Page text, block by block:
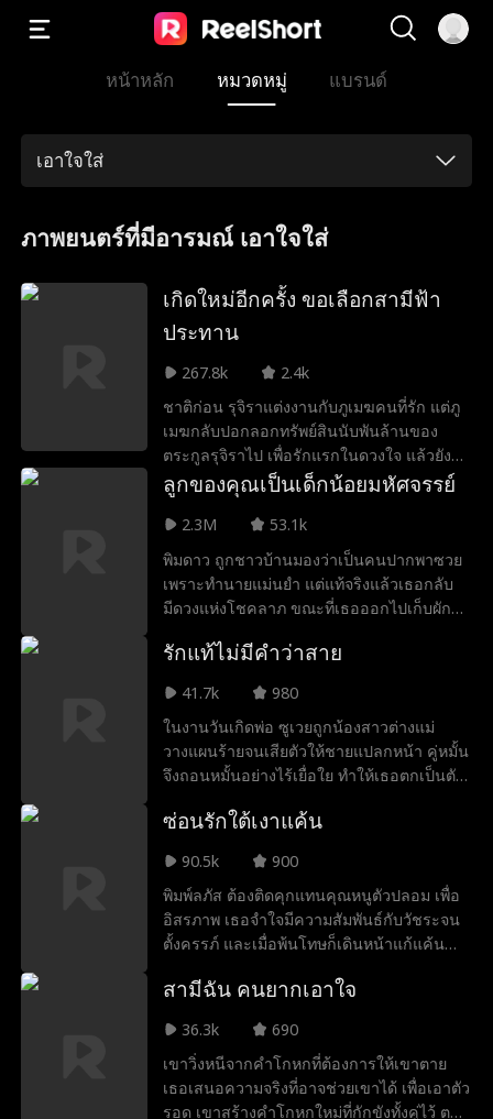
หน้าหลัก หมวดหมู่ แบรนด์
เอาใจใส่
ภาพยนตร์ที่มีอารมณ์ เอาใจใส่
เกิดใหม่อีกครั้ง ขอเลือกสามีฟ้า
ประทาน
267.8k
2.4k
ชาติก่อน รุจิราแต่งงานกับภูเมฆคนที่รัก แต่ภู
เมฆกลับปอกลอกทรัพย์สินนับพันล้านของ
ตระกูลรุจิราไป เพื่อรักแรกในดวงใจ แล้วยัง
ปล่อยให้รักแรกในดวงใจวางแผนฆ่า
ครอบครัวของรุจิรา เกิดใหม่อีกครั้ง ย้อนกลับ
มายังช่วงเวลาตอนที่เลือกคู่แต่งงาน รุจิรา
ตัดสินใจอย่างเด็ดขาดที่จะเลือกคิมหันต์ผู้
วางตัวบริสุทธิ์ไร้จุดด่างพร้อย เมื่อภูเมฆพบว่า
รุจิราไม่แต่งงานกับตน จึงรู้สึกสำนึกเสียใจ
ลูกของคุณเป็นเด็กน้อยมหัศจรรย์
2.3M
53.1k
พิมดาว ถูกชาวบ้านมองว่าเป็นคนปากพาซวย
เพราะทำนายแม่นยำ แต่แท้จริงแล้วเธอกลับ
มีดวงแห่งโชคลาภ ขณะที่เธอออกไปเก็บผักป่า
บัญชาการทหารในเขตสาธรที่หลงทางอยู่
สนาของพิมดาวทำให้ดอกไม้ผลิบาน สุนัขแก่
กลับมามีชีวิตชีวาอีกครั้ง แต่ทว่าความ
มหัศจรรย์ของพิมดาวยังไม่จบแค่นั้น
รักแท้ไม่มีคำว่าสาย
41.7k
980
ในงานวันเกิดพ่อ ซูเวยถูกน้องสาวต่างแม่
วางแผนร้ายจนเสียตัวให้ชายแปลกหน้า คู่หมั้น
จึงถอนหมั้นอย่างไร้เยื่อใย ทำให้เธอตกเป็นตัว
ต้องการเงินผ่าตัดด่วน เธอไปขอร้องพ่อ แต่
ด้วยความโกรธจัด เธอจึงตัดสินใจแต่งงานกับ
ชายแปลกหน้า เพียงเพราะเขาตกลงจะจ่ายค่า
รักษาแม่ให้ เดิมทีคิดว่าเขาเป็นแค่ผู้ชาย
ธรรมดาที่บุคลิกดี ใครจะรู้ว่าเขาคือผู้มีอิทธิพล
นี้จะเป็นนรกอีกขุม แต่เขากลับรักและตามใจ
เธอสุดๆ... เขาบอกว่า ในโลกของผมไม่มีคำว่า
อดทนยอมคน มีแต่ทำตามใจและใช้สิทธิ์คน
โปรดให้เต็มที่ เขาบอกว่า คุณนายโจว ถึงเรา
จะเจอกันช้าไป แต่ชีวิตที่เหลือต่อจากนี้จะมีแค่
คุณ
ซ่อนรักใต้เงาแค้น
90.5k
900
พิมพ์ลภัส ต้องติดคุกแทนคุณหนูตัวปลอม เพื่อ
อิสรภาพ เธอจำใจมีความสัมพันธ์กับวัชระจน
ตั้งครรภ์ และเมื่อพ้นโทษก็เดินหน้าแก้แค้น
ทั้งคู่ต้องเผชิญกับบททดสอบมากมาย แต่ใน
ไว้ และก็ได้ครองรักกันอย่างมีความสุข
สามีฉัน คนยากเอาใจ
36.3k
690
เขาวิ่งหนีจากคำโกหกที่ต้องการให้เขาตาย
เธอเสนอความจริงที่อาจช่วยเขาได้ เพื่อเอาตัว
รอด เขาสร้างคำโกหกใหม่ที่กักขังทั้งคู่ไว้ ตอน